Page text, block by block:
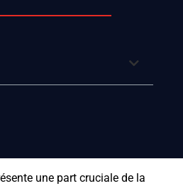
une part cruciale de la